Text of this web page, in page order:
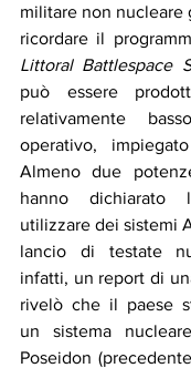
militare non nucleare
ricordare il
Littoral Battlespace
può essere
relativamente
operativo,
Almeno due
hanno dichiarato
utilizzare dei sistemi
lancio di testate
infatti, un report di
rivelò che il paese
un sistema
Poseidon